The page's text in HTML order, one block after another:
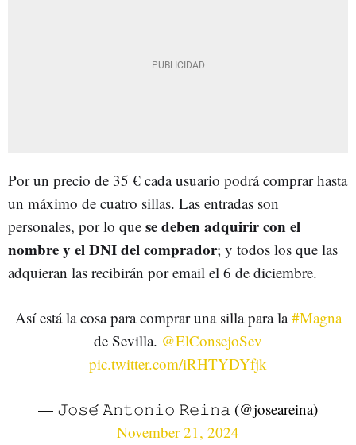
Por un precio de 35 € cada usuario podrá comprar hasta
un máximo de cuatro sillas. Las entradas son
personales, por lo que se deben adquirir con el
nombre y el DNI del comprador; y todos los que las
adquieran las recibirán por email el 6 de diciembre.
Así está la cosa para comprar una silla para la#Magna
de Sevilla. @ElConsejoSev
pic.twitter.com/iRHTYDYfjk
— 𝙹𝚘𝚜𝚎́ 𝙰𝚗𝚝𝚘𝚗𝚒𝚘 𝚁𝚎𝚒𝚗𝚊 (@joseareina)
November 21, 2024